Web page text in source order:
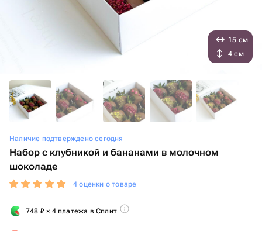
Наличие подтверждено сегодня
Набор с клубникой и бананами в молочном
шоколаде
4 оценки о товаре
748 ₽ × 4 платежа в Сплит
15 см
4 см